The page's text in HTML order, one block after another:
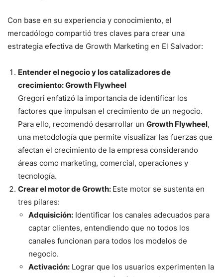
Con base en su experiencia y conocimiento, el
mercadólogo compartió tres claves para crear una
estrategia efectiva de Growth Marketing en El Salvador:
Entender el negocio y los catalizadores de
crecimiento: Growth Flywheel
Gregori enfatizó la importancia de identificar los
factores que impulsan el crecimiento de un negocio.
Para ello, recomendó desarrollar un Growth Flywheel,
una metodología que permite visualizar las fuerzas que
afectan el crecimiento de la empresa considerando
áreas como marketing, comercial, operaciones y
tecnología.
Crear el motor de Growth: Este motor se sustenta en
tres pilares:
Adquisición: Identificar los canales adecuados para
captar clientes, entendiendo que no todos los
canales funcionan para todos los modelos de
negocio.
Activación: Lograr que los usuarios experimenten la